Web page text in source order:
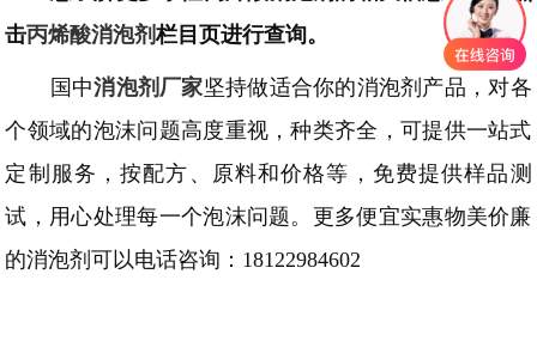
击丙烯酸消泡剂栏目页进行查询。
国中消泡剂厂家坚持做适合你的消泡剂产品，对各
个领域的泡沫问题高度重视，种类齐全，可提供一站式
定制服务，按配方、原料和价格等，免费提供样品测
试，用心处理每一个泡沫问题。更多便宜实惠物美价廉
的消泡剂可以电话咨询： 18122984602